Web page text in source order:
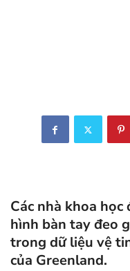
Các nhà khoa
hình bàn tay đeo
trong dữ liệu vệ
của Greenland.